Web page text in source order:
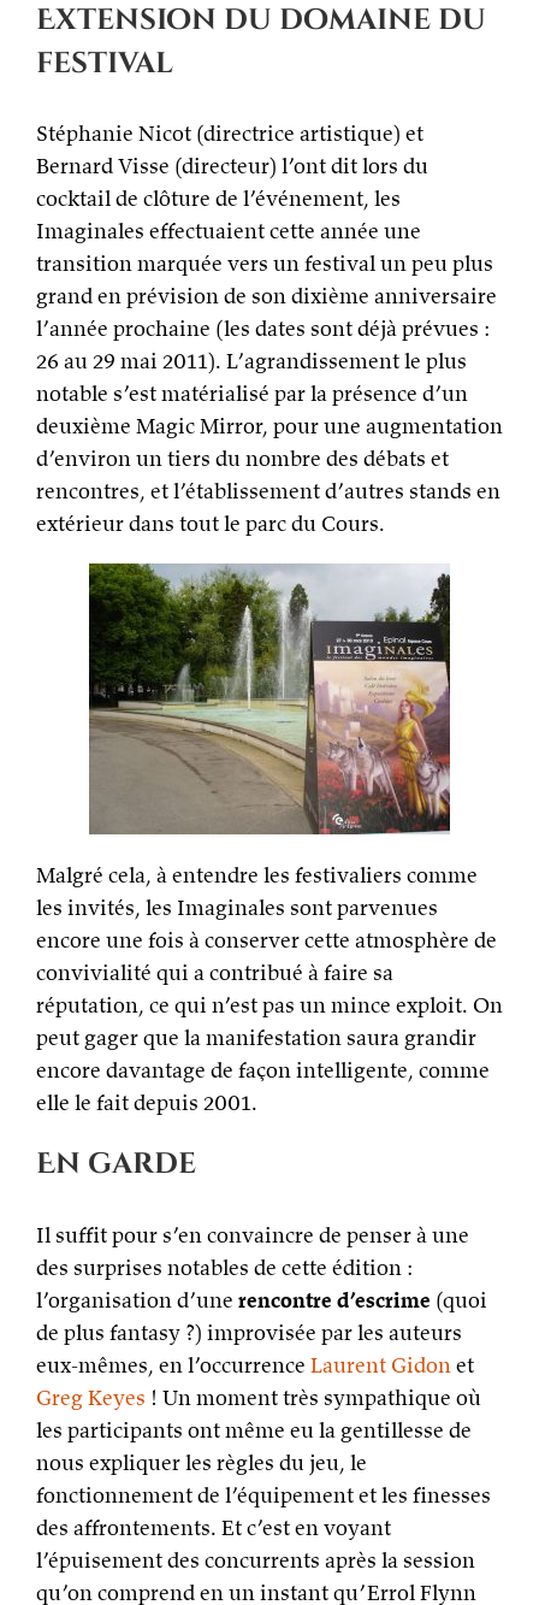
Extension du domaine du
festival
Stéphanie Nicot (directrice artistique) et
Bernard Visse (directeur) l’ont dit lors du
cocktail de clôture de l’événement, les
Imaginales effectuaient cette année une
transition marquée vers un festival un peu plus
grand en prévision de son dixième anniversaire
l’année prochaine (les dates sont déjà prévues :
26 au 29 mai 2011). L’agrandissement le plus
notable s’est matérialisé par la présence d’un
deuxième Magic Mirror, pour une augmentation
d’environ un tiers du nombre des débats et
rencontres, et l’établissement d’autres stands en
extérieur dans tout le parc du Cours.
Malgré cela, à entendre les festivaliers comme
les invités, les Imaginales sont parvenues
encore une fois à conserver cette atmosphère de
convivialité qui a contribué à faire sa
réputation, ce qui n’est pas un mince exploit. On
peut gager que la manifestation saura grandir
encore davantage de façon intelligente, comme
elle le fait depuis 2001.
En garde
Il suffit pour s’en convaincre de penser à une
des surprises notables de cette édition :
l’organisation d’une rencontre d’escrime (quoi
de plus fantasy ?) improvisée par les auteurs
eux-mêmes, en l’occurrence Laurent Gidonet
Greg Keyes ! Un moment très sympathique où
les participants ont même eu la gentillesse de
nous expliquer les règles du jeu, le
fonctionnement de l’équipement et les finesses
des affrontements. Et c’est en voyant
l’épuisement des concurrents après la session
qu’on comprend en un instant qu’Errol Flynn